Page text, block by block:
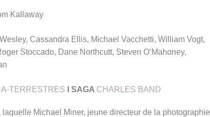
Kallaway
Cassandra Ellis, Michael Vacchetti, William Vogt,
Stoccado, Dane Northcutt, Steven O’Mahoney,
TERRESTRES SAGA CHARLES BAND
Michael Miner, jeune directeur de la photographie